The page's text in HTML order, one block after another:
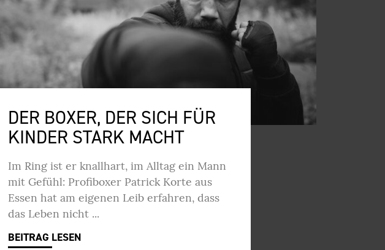
DER BOXER, DER SICH FÜR
KINDER STARK MACHT
Im Ring ist er knallhart, im Alltag ein Mann
mit Gefühl: Profiboxer Patrick Korte aus
Essen hat am eigenen Leib erfahren, dass
das Leben nicht
BEITRAG LESEN